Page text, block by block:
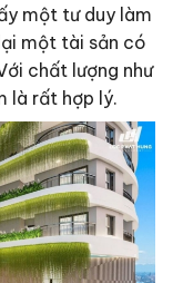
một tư duy làm
một tài sản có
chất lượng như
là rất hợp lý.